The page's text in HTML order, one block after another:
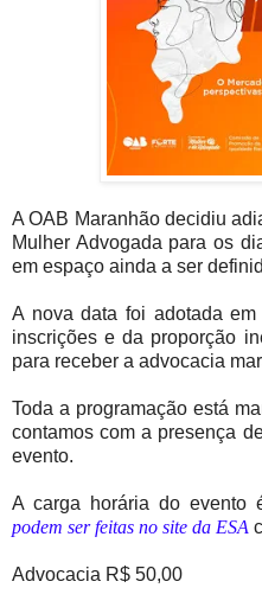
A OAB Maranhão decidiu
Mulher Advogada para os
em espaço ainda a ser
A nova data foi adotada
inscrições e da proporção
para receber a advocacia
Toda a programação está
contamos com a presença
evento.
A carga horária do evento
podem ser feitas no site da ESA
Advocacia R$ 50,00